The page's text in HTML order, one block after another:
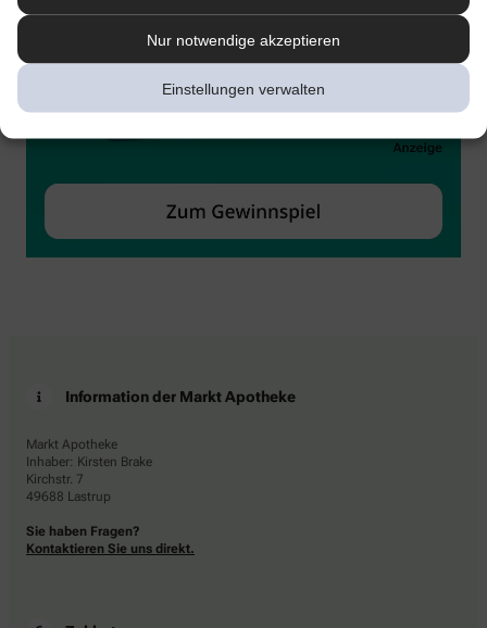
Nur notwendige akzeptieren
Einstellungen verwalten
Information der Markt Apotheke
Markt Apotheke
Inhaber: Kirsten Brake
Kirchstr. 7
49688 Lastrup
Sie haben Fragen?
Kontaktieren Sie uns direkt.